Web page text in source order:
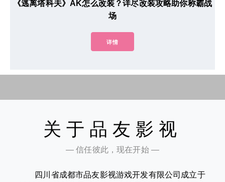
《逃离塔科夫》AK怎么改装？详尽改装攻略助你称霸战
场
详情
关于品友影视
— 信任彼此，现在开始 —
四川省成都市品友影视游戏开发有限公司成立于